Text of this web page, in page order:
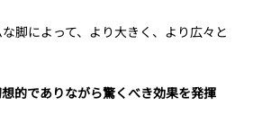
脚によって、より大きく、より広々と
的でありながら驚くべき効果を発揮